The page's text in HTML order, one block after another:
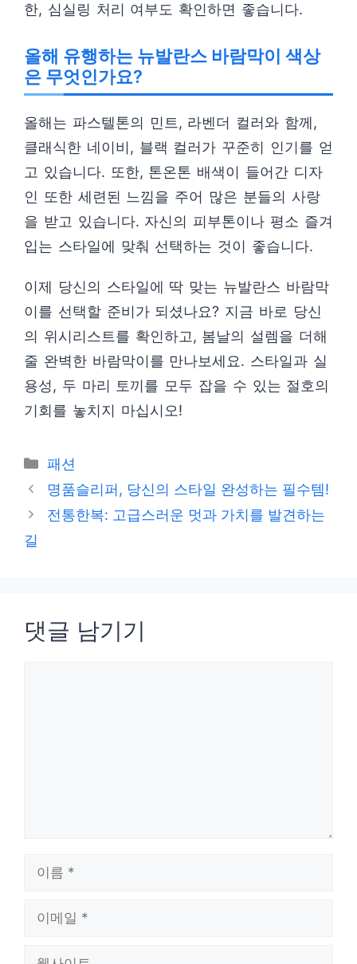
한, 심실링 처리 여부도 확인하면 좋습니다.
올해 유행하는 뉴발란스 바람막이 색상
은 무엇인가요?
올해는 파스텔톤의 민트, 라벤더 컬러와 함께,
클래식한 네이비, 블랙 컬러가 꾸준히 인기를 얻
고 있습니다. 또한, 톤온톤 배색이 들어간 디자
인 또한 세련된 느낌을 주어 많은 분들의 사랑
을 받고 있습니다. 자신의 피부톤이나 평소 즐겨
입는 스타일에 맞춰 선택하는 것이 좋습니다.
이제 당신의 스타일에 딱 맞는 뉴발란스 바람막
이를 선택할 준비가 되셨나요? 지금 바로 당신
의 위시리스트를 확인하고, 봄날의 설렘을 더해
줄 완벽한 바람막이를 만나보세요. 스타일과 실
용성, 두 마리 토끼를 모두 잡을 수 있는 절호의
기회를 놓치지 마십시오!
카
테
리
패션
명품슬리퍼, 당신의 스타일 완성하는 필수템!
전통한복: 고급스러운 멋과 가치를 발견하는
길
댓글 남기기